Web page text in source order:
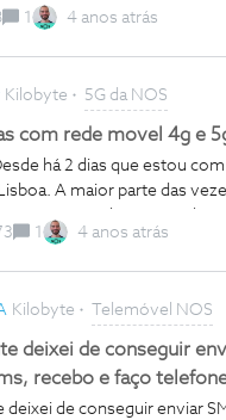
1 4 anos atrás
Kilobyte 5G da NOS
com rede movel 4g e
há 2 dias que estou
A maior parte das
de busca como
1 4 anos atrás
Kilobyte Telemóvel NOS
deixei de conseguir
recebo e faço
deixei de conseguir enviar